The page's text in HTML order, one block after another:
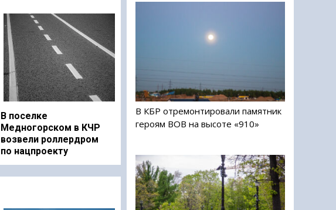
В поселке
Медногорском в КЧР
возвели роллердром
по нацпроекту
В КБР отремонтировали памятник
героям ВОВ на высоте «910»